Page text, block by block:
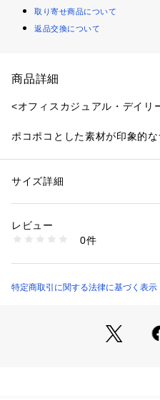
取り寄せ商品について
返品交換について
商品詳細
<オフィスカジュアル・デイリ
ポコポコとした素材が印象的
勤からデイリースタイルまで
ストレッチ性を備えた、表面
裏地・あり
※モデルの着用画像の場合、
性別：レディース
素材：（表生地）ポリエステル
洗濯：40℃非常に弱い 酸素系漂白○
吊り干し ウェット非常に弱い
商品番号：1100700000072 （モー
サイズ詳細
レビュー
0件
特定商取引に関する法律に基づく表示